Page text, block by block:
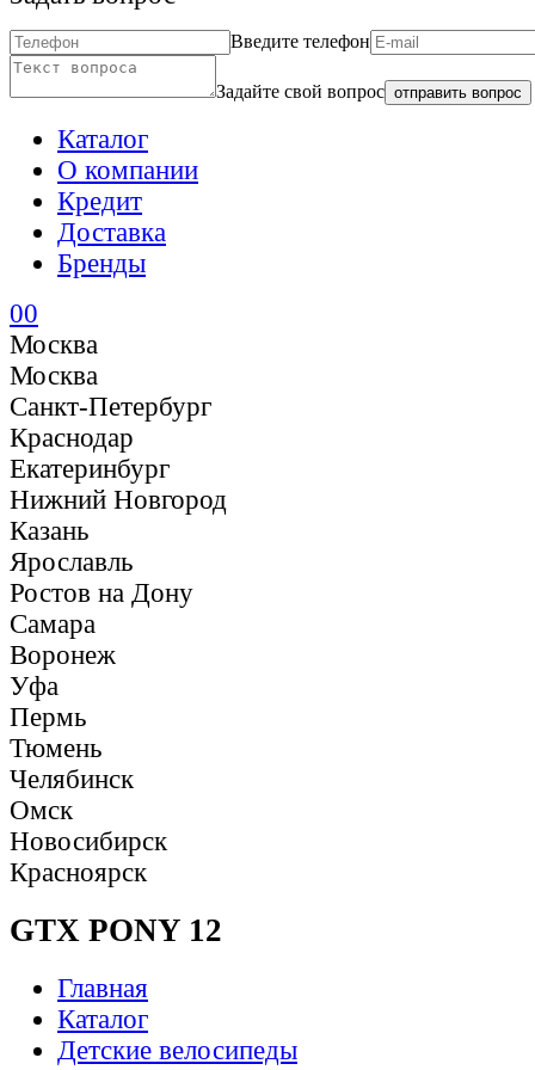
Введите телефон
Задайте свой вопрос отправить вопрос
Каталог
О компании
Кредит
Доставка
Бренды
00
Москва
Москва
Санкт-Петербург
Краснодар
Екатеринбург
Нижний Новгород
Казань
Ярославль
Ростов на Дону
Самара
Воронеж
Уфа
Пермь
Тюмень
Челябинск
Омск
Новосибирск
Красноярск
GTX PONY 12
Главная
Каталог
Детские велосипеды